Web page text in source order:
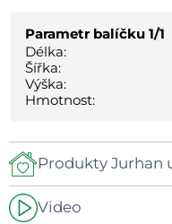
Parametr balíčku 1/1
Délka:
Šířka:
Výška:
Hmotnost:
Produkty Jurhan
Video